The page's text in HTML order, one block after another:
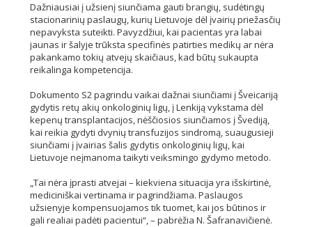
Dažniausiai į užsienį siunčiama gauti brangių, sudėtingų
stacionarinių paslaugų, kurių Lietuvoje dėl įvairių priežasčių
nepavyksta suteikti. Pavyzdžiui, kai pacientas yra labai
jaunas ir šalyje trūksta specifinės patirties medikų ar nėra
pakankamo tokių atvejų skaičiaus, kad būtų sukaupta
reikalinga kompetencija.
Dokumento S2 pagrindu vaikai dažnai siunčiami į Šveicariją
gydytis retų akių onkologinių ligų, į Lenkiją vykstama dėl
kepenų transplantacijos, nėščiosios siunčiamos į Švediją,
kai reikia gydyti dvynių transfuzijos sindromą, suaugusieji
siunčiami į įvairias šalis gydytis onkologinių ligų, kai
Lietuvoje neįmanoma taikyti veiksmingo gydymo metodo.
„Tai nėra įprasti atvejai – kiekviena situacija yra išskirtinė,
mediciniškai vertinama ir pagrindžiama. Paslaugos
užsienyje kompensuojamos tik tuomet, kai jos būtinos ir
gali realiai padėti pacientui“, – pabrėžia N. Šafranavičienė.